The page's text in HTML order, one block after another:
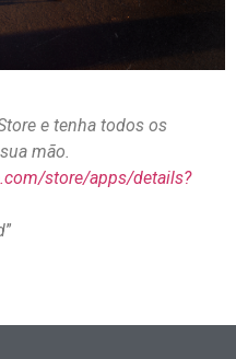
e tenha todos os
mão.
store/apps/details?
”